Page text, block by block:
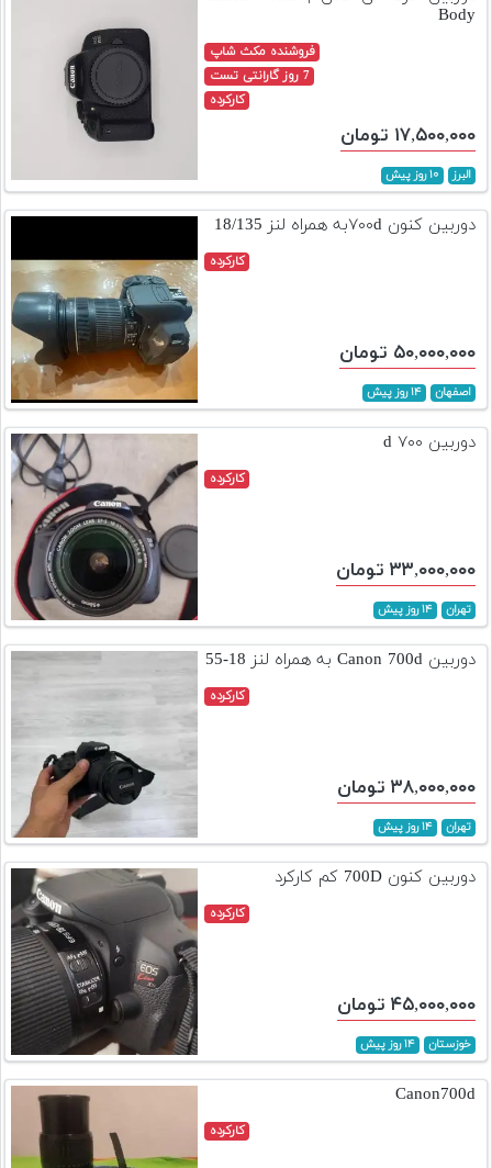
Body
فروشنده مکث شاپ
7 روز گارانتی تست
کارکرده
۱۷,۵۰۰,۰۰۰ تومان
البرز ۱۰ روز پیش
دوربین کنون ۷۰۰dبه همراه لنز 18/135
کارکرده
۵۰,۰۰۰,۰۰۰ تومان
اصفهان ۱۴ روز پیش
دوربین ۷۰۰ d
کارکرده
۳۳,۰۰۰,۰۰۰ تومان
تهران ۱۴ روز پیش
دوربین Canon 700d به همراه لنز 18-55
کارکرده
۳۸,۰۰۰,۰۰۰ تومان
تهران ۱۴ روز پیش
دوربین کنون 700D کم کارکرد
کارکرده
۴۵,۰۰۰,۰۰۰ تومان
خوزستان ۱۴ روز پیش
Canon700d
کارکرده